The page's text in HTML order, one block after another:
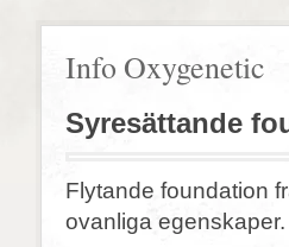
Info Oxygenetic
Syresättande
Flytande foundation
ovanliga egenskaper.